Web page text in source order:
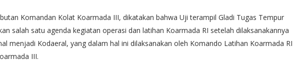
Komandan Kolat Koarmada III, dikatakan bahwa Uji terampil Gladi Tugas Tempur
salah satu agenda kegiatan operasi dan latihan Koarmada RI setelah dilaksanakannya
menjadi Kodaeral, yang dalam hal ini dilaksanakan oleh Komando Latihan Koarmada RI
III.